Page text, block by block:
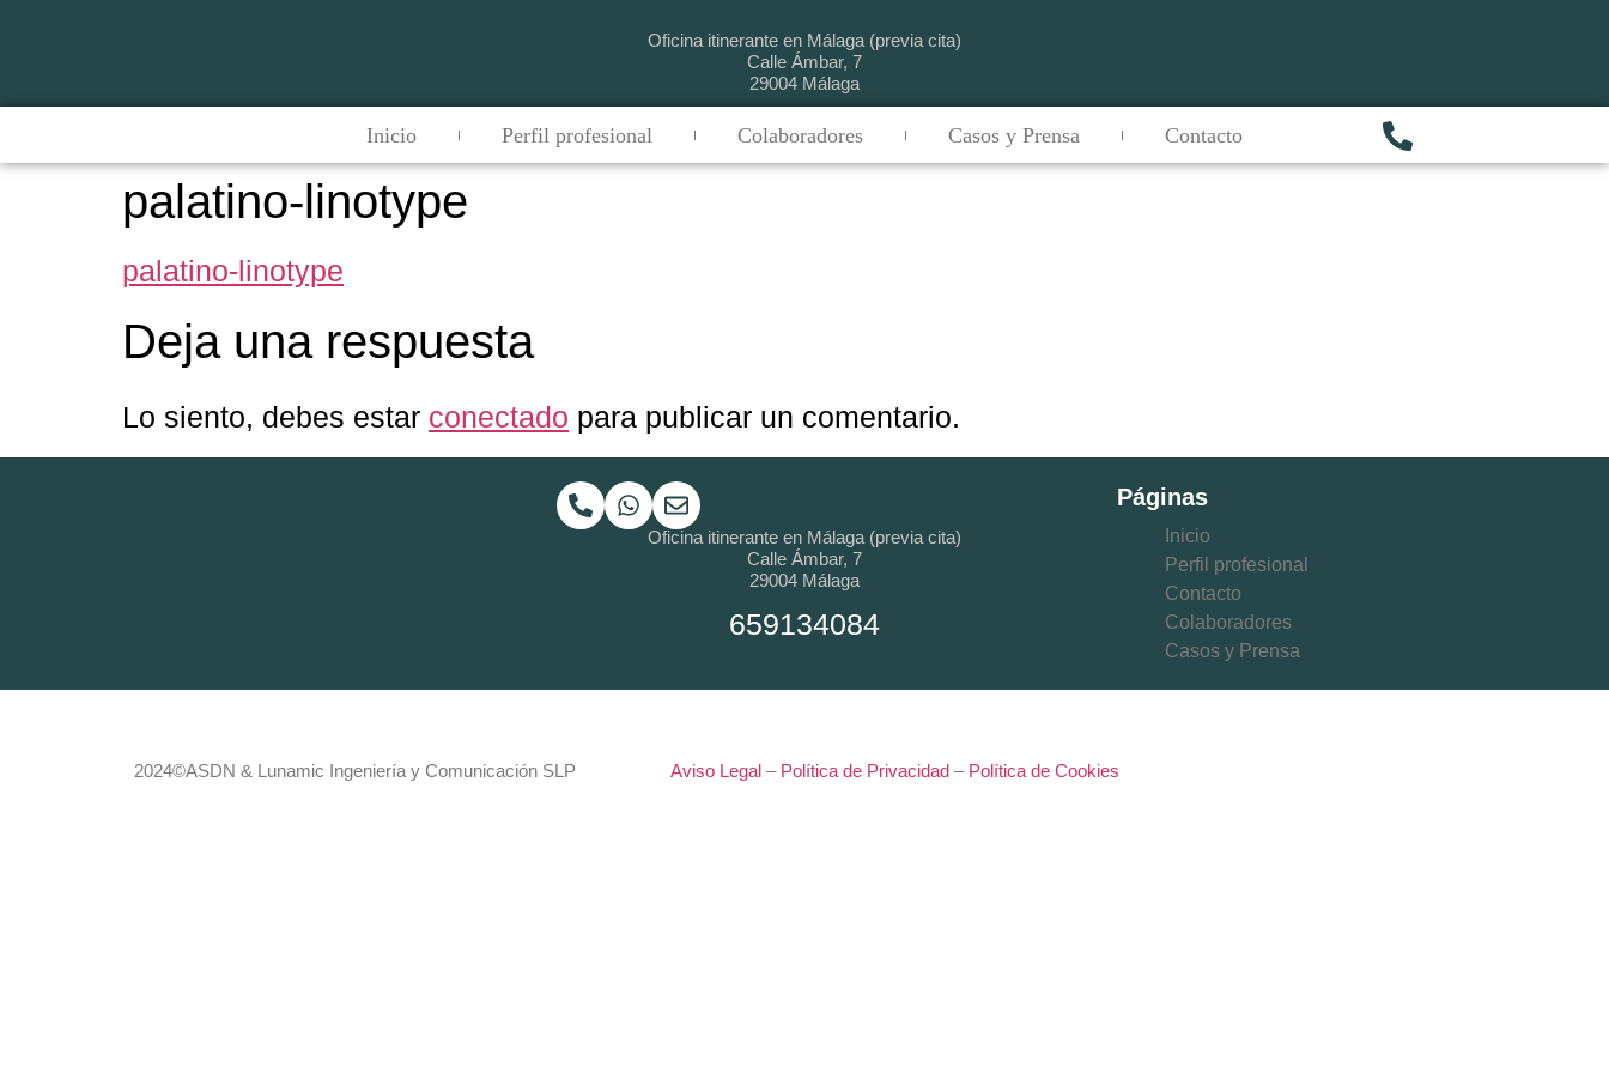
Oficina itinerante en Málaga (previa cita)
Calle Ámbar, 7
29004 Málaga
Inicio Perfil profesional Colaboradores Casos y Prensa Contacto
palatino-linotype
palatino-linotype
Deja una respuesta
Lo siento, debes estar conectado para publicar un comentario.
Oficina itinerante en Málaga (previa cita)
Calle Ámbar, 7
29004 Málaga
659134084
Páginas
Inicio
Perfil profesional
Contacto
Colaboradores
Casos y Prensa
2024©ASDN & Lunamic Ingeniería y Comunicación SLP Aviso Legal – Política de Privacidad – Política de Cookies